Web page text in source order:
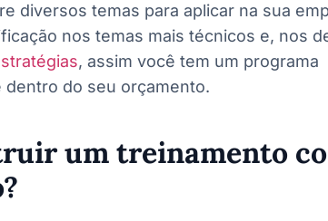
diversos temas para aplicar na sua
nos temas mais técnicos e, nos
, assim você tem um programa
dentro do seu orçamento.
um treinamento